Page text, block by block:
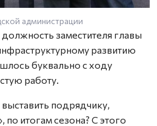
администрации
заместителя главы
развитию
буквально с ходу
работу.
подрядчику,
итогам сезона? С этого